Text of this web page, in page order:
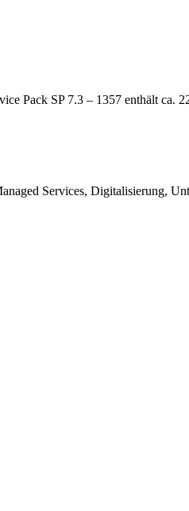
Pack SP 7.3 – 1357 enthält
Services, Digitalisierung,